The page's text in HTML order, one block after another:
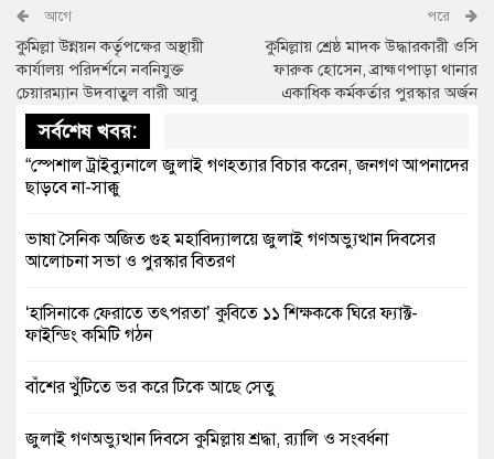
আগে
কুমিল্লা উন্নয়ন কর্তৃপক্ষের অস্থায়ী
কার্যালয় পরিদর্শনে নবনিযুক্ত
চেয়ারম্যান উদবাতুল বারী আবু
পরে
কুমিল্লায় শ্রেষ্ঠ মাদক উদ্ধারকারী ওসি
ফারুক হোসেন, ব্রাহ্মণপাড়া থানার
একাধিক কর্মকর্তার পুরস্কার অর্জন
সর্বশেষ খবর:
“স্পেশাল ট্রাইব্যুনালে জুলাই গণহত্যার বিচার করেন, জনগণ আপনাদের
ছাড়বে না-সাক্কু
ভাষা সৈনিক অজিত গুহ মহাবিদ্যালয়ে জুলাই গণঅভ্যুত্থান দিবসের
আলোচনা সভা ও পুরস্কার বিতরণ
‘হাসিনাকে ফেরাতে তৎপরতা’ কুবিতে ১১ শিক্ষককে ঘিরে ফ্যাক্ট-
ফাইন্ডিং কমিটি গঠন
বাঁশের খুঁটিতে ভর করে টিকে আছে সেতু
জুলাই গণঅভ্যুত্থান দিবসে কুমিল্লায় শ্রদ্ধা, র‍্যালি ও সংবর্ধনা